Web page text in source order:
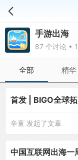
手游出海
87 个讨论 •
全部 精华
首发 | BIGO全球
辛童 发起了文章
中国互联网出海